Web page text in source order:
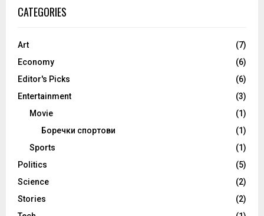
CATEGORIES
Art
(7)
Economy
(6)
Editor's Picks
(6)
Entertainment
(3)
Movie
(1)
Боречки спортови
(1)
Sports
(1)
Politics
(5)
Science
(2)
Stories
(2)